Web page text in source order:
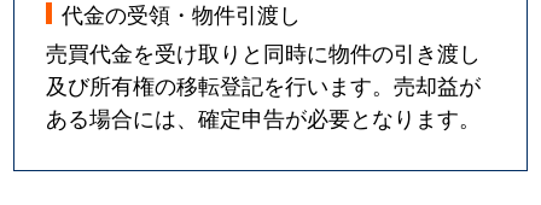
代金の受領・物件引渡し
売買代金を受け取りと同時に物件の引き渡し
及び所有権の移転登記を行います。売却益が
ある場合には、確定申告が必要となります。